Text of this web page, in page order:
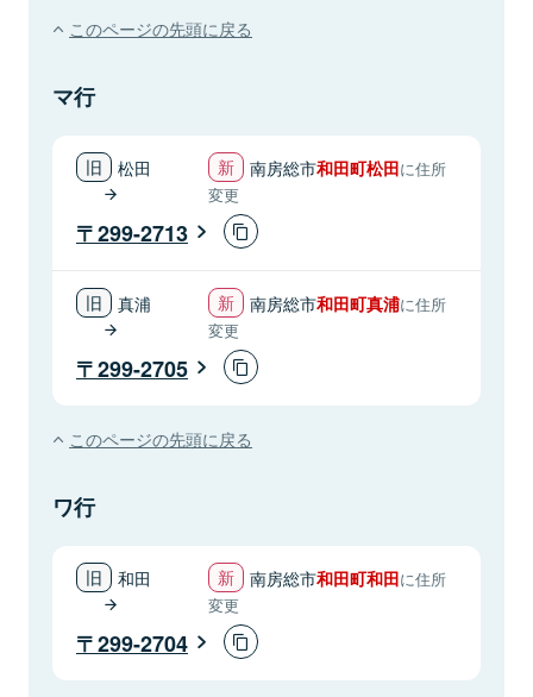
このページの先頭に戻る
マ行
松田 南房総市和田町松田に住所
変更
299-2713
真浦 南房総市和田町真浦に住所
変更
299-2705
このページの先頭に戻る
ワ行
和田 南房総市和田町和田に住所
変更
299-2704